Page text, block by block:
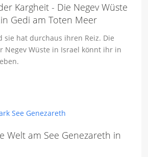
Kargheit - Die Negev Wüste
Gedi am Toten Meer
sie hat durchaus ihren Reiz. Die
Negev Wüste in Israel könnt ihr in
Welt am See Genezareth in